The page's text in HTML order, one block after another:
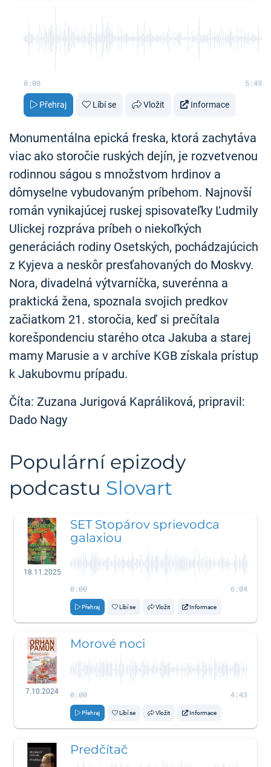
0:00 5:49
Přehraj Líbí se Vložit Informace
Monumentálna epická freska, ktorá zachytáva
viac ako storočie ruských dejín, je rozvetvenou
rodinnou ságou s množstvom hrdinov a
dômyselne vybudovaným príbehom. Najnovší
román vynikajúcej ruskej spisovateľky Ľudmily
Ulickej rozpráva príbeh o niekoľkých
generáciách rodiny Osetských, pochádzajúcich
z Kyjeva a neskôr presťahovaných do Moskvy.
Nora, divadelná výtvarníčka, suverénna a
praktická žena, spoznala svojich predkov
začiatkom 21. storočia, keď si prečítala
korešpondenciu starého otca Jakuba a starej
mamy Marusie a v archíve KGB získala prístup
k Jakubovmu prípadu.
Číta: Zuzana Jurigová Kapráliková, pripravil:
Dado Nagy
Populární epizody
podcastu Slovart
18.11.2025
SET Stopárov sprievodca
galaxiou
0:00 6:04
Přehraj Líbí se Vložit Informace
7.10.2024
Morové noci
0:00 4:43
Přehraj Líbí se Vložit Informace
Predčítač